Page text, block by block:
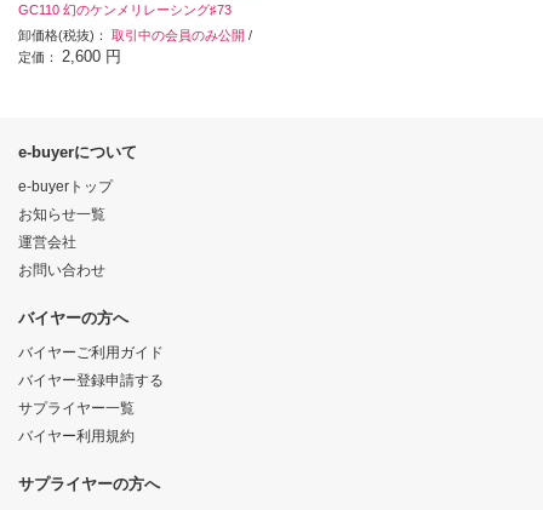
GC110 幻のケンメリレーシング♯73
卸価格(税抜)： 取引中の会員のみ公開 /
定価： 2,600 円
e-buyerについて
e-buyerトップ
お知らせ一覧
運営会社
お問い合わせ
バイヤーの方へ
バイヤーご利用ガイド
バイヤー登録申請する
サプライヤー一覧
バイヤー利用規約
サプライヤーの方へ